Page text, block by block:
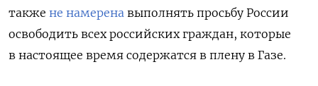
также не намерена выполнять просьбу России
освободить всех российских граждан, которые
в настоящее время содержатся в плену в Газе.